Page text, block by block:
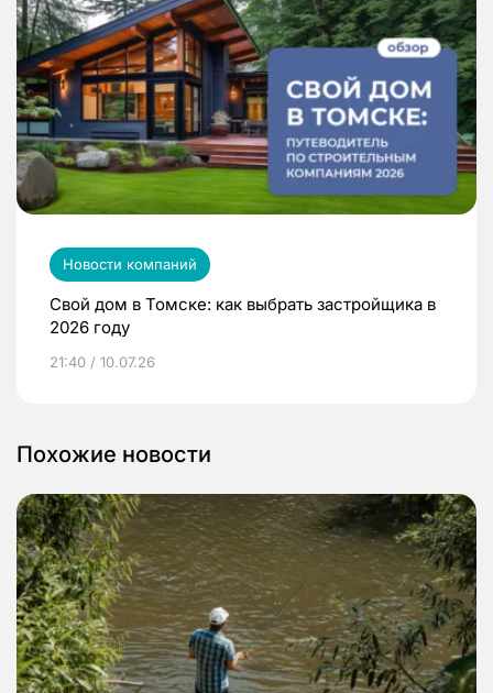
Новости компаний
Свой дом в Томске: как выбрать застройщика в
2026 году
21:40 / 10.07.26
Похожие новости